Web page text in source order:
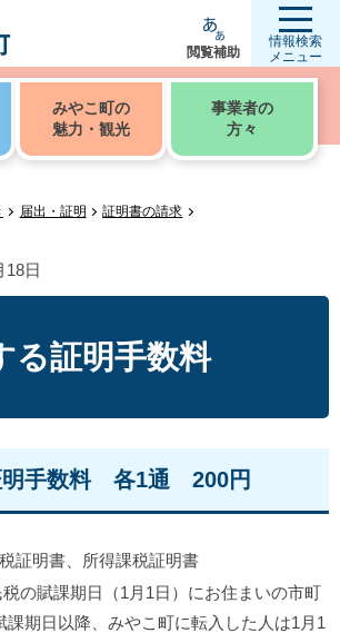
閲覧補助
情報検索
メニュー
みやこ町の
魅力・観光
事業者の
方々
届出・証明
証明書の請求
18日
る証明手数料
明手数料 各1通 200円
証明書、所得課税証明書
の賦課期日（1月1日）にお住まいの市町
課期日以降、みやこ町に転入した人は1月1